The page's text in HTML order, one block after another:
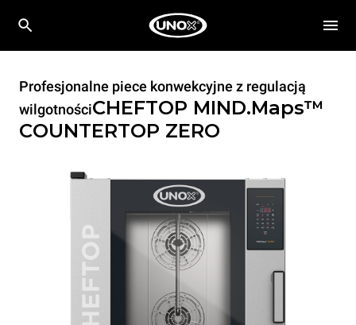
Profesjonalne piece konwekcyjne z regulacją
wilgotnościCHEFTOP MIND.Maps™
COUNTERTOP ZERO